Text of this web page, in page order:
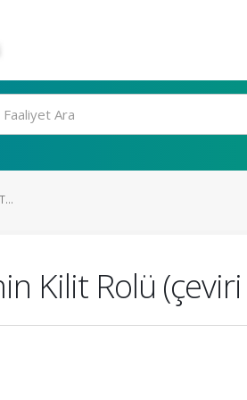
Kilit Rolü